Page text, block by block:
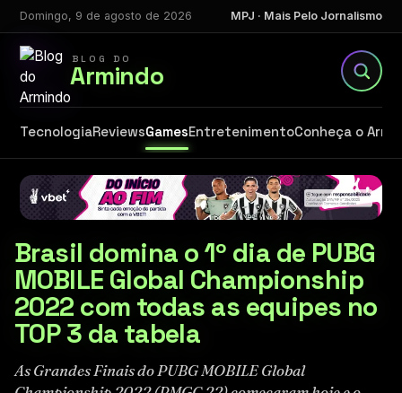
Domingo, 9 de agosto de 2026 MPJ · Mais Pelo Jornalismo
BLOG DO
Armindo
TecnologiaReviewsGamesEntretenimentoConheça o
Brasil domina o 1º dia de PUBG
MOBILE Global Championship
2022 com todas as equipes no
TOP 3 da tabela
As Grandes Finais do PUBG MOBILE Global